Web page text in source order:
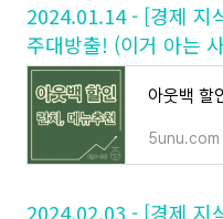
2024.01.14 - [경제 지
주대방출! (이거 아는
5unu.com
2024.02.03 - [경제 지